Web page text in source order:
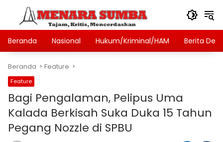
Langsung
konten
Beranda
Nasional Hukum/Kriminal/HAM Berita Desa
Beranda Feature
Feature
Bagi Pengalaman, Pelipus Uma
Kalada Berkisah Suka Duka 15 Tahun
Pegang Nozzle di SPBU